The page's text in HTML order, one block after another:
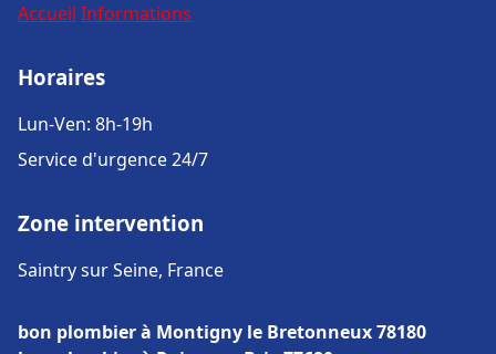
Accueil Informations
Horaires
Lun-Ven: 8h-19h
Service d'urgence 24/7
Zone intervention
Saintry sur Seine, France
bon plombier à Montigny le Bretonneux 78180